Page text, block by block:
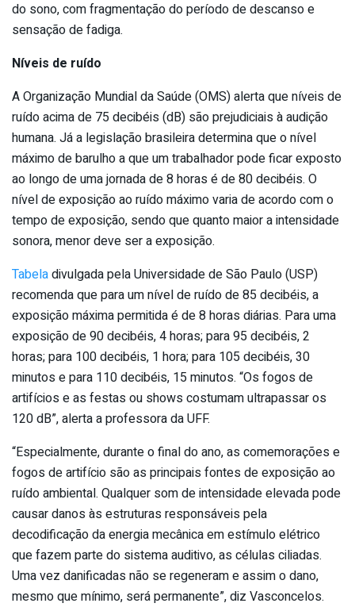
do sono, com fragmentação do período de descanso e
sensação de fadiga.
Níveis de ruído
A Organização Mundial da Saúde (OMS) alerta que níveis de
ruído acima de 75 decibéis (dB) são prejudiciais à audição
humana. Já a legislação brasileira determina que o nível
máximo de barulho a que um trabalhador pode ficar exposto
ao longo de uma jornada de 8 horas é de 80 decibéis. O
nível de exposição ao ruído máximo varia de acordo com o
tempo de exposição, sendo que quanto maior a intensidade
sonora, menor deve ser a exposição.
Tabeladivulgada pela Universidade de São Paulo (USP)
recomenda que para um nível de ruído de 85 decibéis, a
exposição máxima permitida é de 8 horas diárias. Para uma
exposição de 90 decibéis, 4 horas; para 95 decibéis, 2
horas; para 100 decibéis, 1 hora; para 105 decibéis, 30
minutos e para 110 decibéis, 15 minutos. “Os fogos de
artifícios e as festas ou shows costumam ultrapassar os
120 dB”, alerta a professora da UFF.
“Especialmente, durante o final do ano, as comemorações e
fogos de artifício são as principais fontes de exposição ao
ruído ambiental. Qualquer som de intensidade elevada pode
causar danos às estruturas responsáveis pela
decodificação da energia mecânica em estímulo elétrico
que fazem parte do sistema auditivo, as células ciliadas.
Uma vez danificadas não se regeneram e assim o dano,
mesmo que mínimo, será permanente”, diz Vasconcelos.